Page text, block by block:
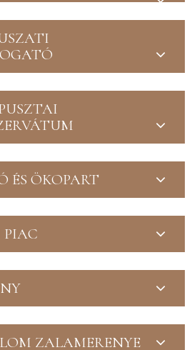
ÉS ÖKOPART
PIAC
ZALAMERENYE